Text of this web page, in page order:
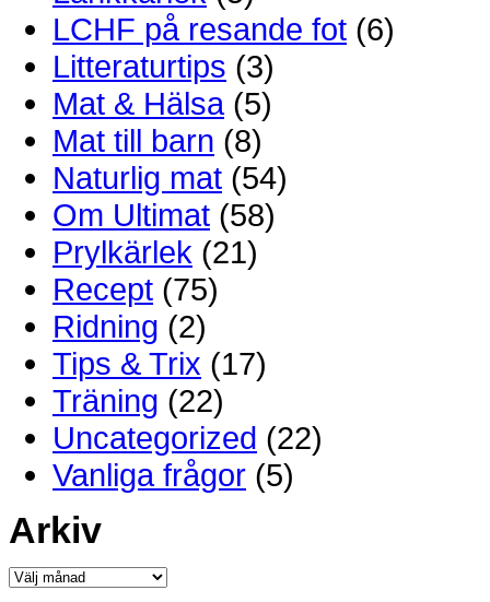
LCHF på resande fot (6)
Litteraturtips (3)
Mat & Hälsa(5)
Mat till barn (8)
Naturlig mat (54)
Om Ultimat (58)
Prylkärlek (21)
Recept (75)
Ridning (2)
Tips & Trix (17)
Träning (22)
Uncategorized (22)
Vanliga frågor (5)
Arkiv